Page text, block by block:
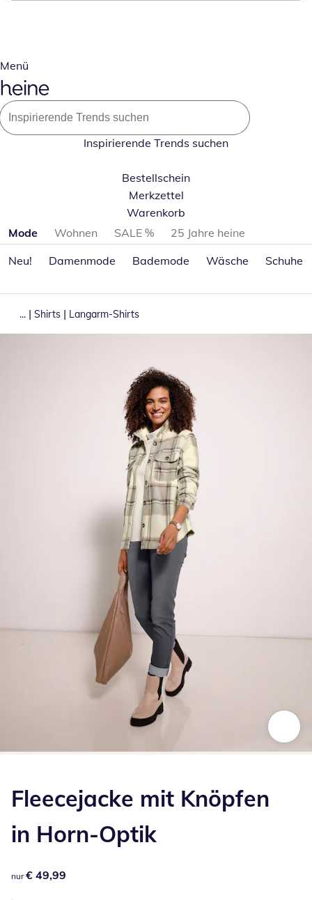
Menü
Inspirierende Trends suchen
Bestellschein
Merkzettel
Warenkorb
Produktkategorien überspringen
Mode Wohnen SALE %
25 Jahre heine
Neu!
Damenmode Bademode Wäsche Schuhe
... | Shirts | Langarm-Shirts
Fleecejacke mit Knöpfen
in Horn-Optik
€ 49,99
nur € 49,99